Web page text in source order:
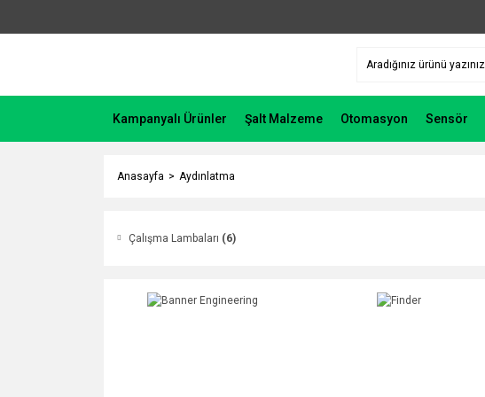
Kampanyalı Ürünler Şalt Malzeme Otomasyon Sensör
Anasayfa Aydınlatma
Çalışma Lambaları (6)